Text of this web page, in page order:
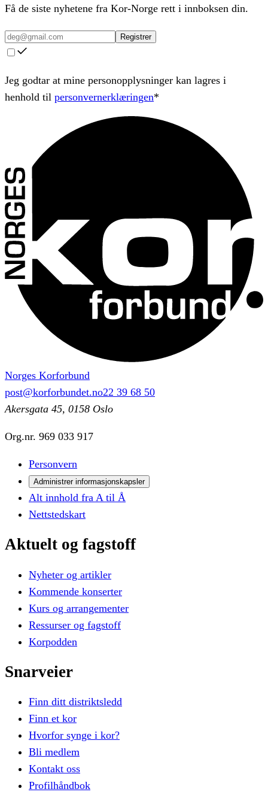
Få de siste nyhetene fra Kor-Norge rett i innboksen din.
Registrer
Jeg godtar at mine personopplysninger kan lagres i
henhold til personvernerklæringen*
Norges Korforbund
post@korforbundet.no22 39 68 50
Akersgata 45, 0158 Oslo
Org.nr. 969 033 917
Personvern
Administrer informasjonskapsler
Alt innhold fra A til Å
Nettstedskart
Aktuelt og fagstoff
Nyheter og artikler
Kommende konserter
Kurs og arrangementer
Ressurser og fagstoff
Korpodden
Snarveier
Finn ditt distriktsledd
Finn et kor
Hvorfor synge i kor?
Bli medlem
Kontakt oss
Profilhåndbok